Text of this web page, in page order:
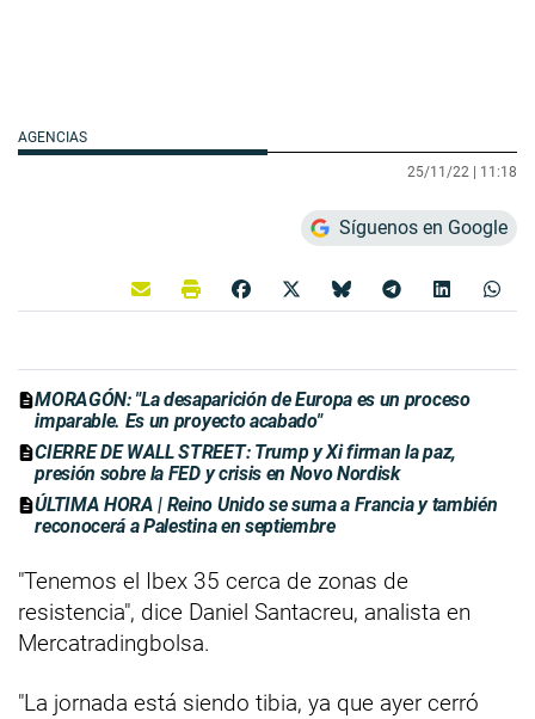
AGENCIAS
25/11/22 | 11:18
Síguenos en Google
MORAGÓN: "La desaparición de Europa es un proceso
imparable. Es un proyecto acabado"
CIERRE DE WALL STREET: Trump y Xi firman la paz,
presión sobre la FED y crisis en Novo Nordisk
ÚLTIMA HORA | Reino Unido se suma a Francia y también
reconocerá a Palestina en septiembre
"Tenemos el Ibex 35 cerca de zonas de
resistencia", dice Daniel Santacreu, analista en
Mercatradingbolsa.
"La jornada está siendo tibia, ya que ayer cerró